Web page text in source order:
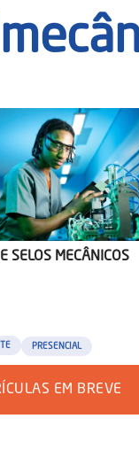
SELOS MECÂNICOS
PRESENCIAL
EM BREVE